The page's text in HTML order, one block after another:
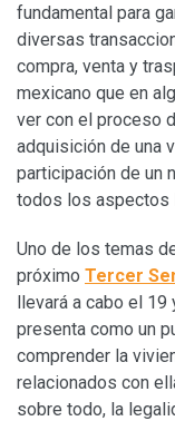
fundamental para
diversas
compra, venta y
mexicano que en
ver con el proceso
adquisición de una
participación de un
todos los aspectos
Uno de los temas
próximo Tercer
llevará a cabo el 19
presenta como un
comprender la
relacionados con
sobre todo, la